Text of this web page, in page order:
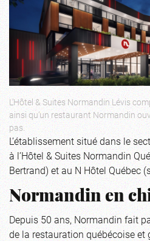
L’Hôtel & Suites Normandin Lévis
ainsi qu’un restaurant Normandin
pas.
L’établissement situé dans le
à l’Hôtel & Suites Normandin
Bertrand) et au N Hôtel Québec
Normandin en
Depuis 50 ans, Normandin fait
de la restauration québécoise et